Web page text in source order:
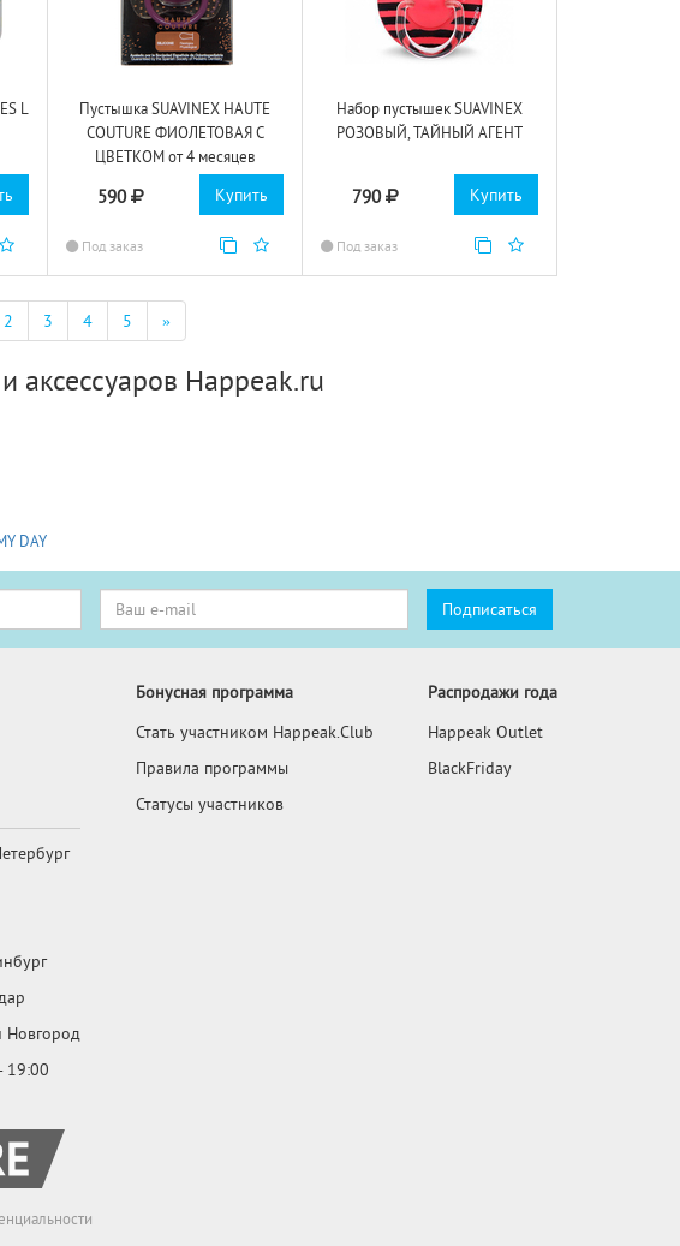
L
Пустышка SUAVINEX HAUTE
COUTURE ФИОЛЕТОВАЯ С
ЦВЕТКОМ от 4 месяцев
590
Под заказ
Купить
Набор пустышек SUAVINEX
РОЗОВЫЙ, ТАЙНЫЙ АГЕНТ
790
Под заказ
Купить
2 3 4 5 »
аксессуаров Happeak.ru
DAY
Новгород
19:00
Бонусная программа
Стать участником Happeak.Club
Правила программы
Статусы участников
Распродажи года
Happeak Outlet
BlackFriday